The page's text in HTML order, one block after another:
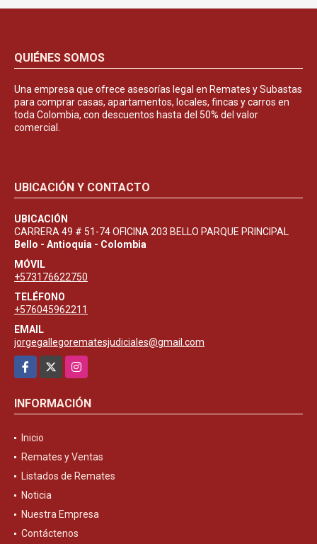
QUIÉNES SOMOS
Una empresa que ofrece asesorías legal en Remates y Subastas
para comprar casas, apartamentos, locales, fincas y carros en
toda Colombia, con descuentos hasta del 50% del valor
comercial.
UBICACIÓN Y CONTACTO
UBICACIÓN
CARRERA 49 # 51-74 OFICINA 203 BELLO PARQUE PRINCIPAL
Bello - Antioquia - Colombia
MÓVIL
+573176622750
TELÉFONO
+576045962211
EMAIL
jorgegallegorematesjudiciales@gmail.com
Facebook
Instagram
INFORMACIÓN
Inicio
Remates y Ventas
Listados de Remates
Noticia
Nuestra Empresa
Contáctenos